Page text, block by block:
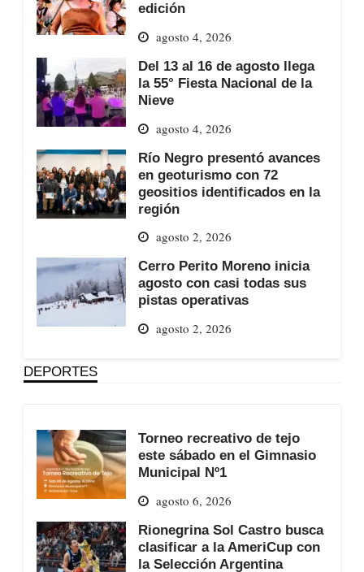
edición
agosto 4, 2026
Del 13 al 16 de agosto llega
la 55° Fiesta Nacional de la
Nieve
agosto 4, 2026
Río Negro presentó avances
en geoturismo con 72
geositios identificados en la
región
agosto 2, 2026
Cerro Perito Moreno inicia
agosto con casi todas sus
pistas operativas
agosto 2, 2026
DEPORTES
Torneo recreativo de tejo
este sábado en el Gimnasio
Municipal Nº1
agosto 6, 2026
Rionegrina Sol Castro busca
clasificar a la AmeriCup con
la Selección Argentina